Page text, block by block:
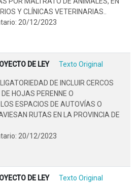
Y CLÍNICAS VETERINARIAS..
20/12/2023
DE LEY Texto Original
DE INCLUIR CERCOS
HOJAS PERENNE O
ESPACIOS DE AUTOVÍAS O
RUTAS EN LA PROVINCIA DE
20/12/2023
DE LEY Texto Original